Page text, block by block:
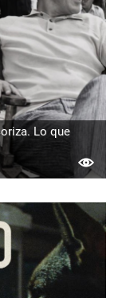
Lo que